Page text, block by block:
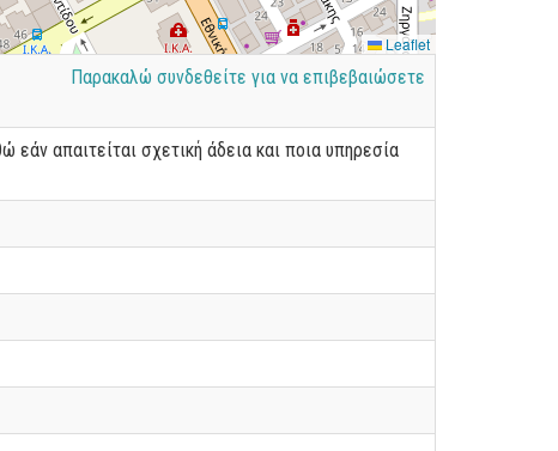
Leaflet
Παρακαλώ συνδεθείτε για να επιβεβαιώσετε
απαιτείται σχετική άδεια και ποια υπηρεσία